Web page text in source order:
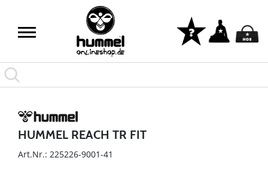
HUMMEL REACH TR FIT
Art.Nr.: 225226-9001-41